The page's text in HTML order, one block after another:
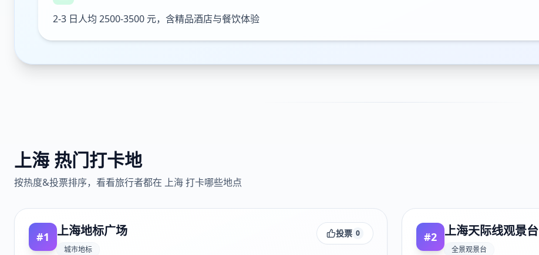
2-3 日人均 2500-3500 元，含精品酒店与餐饮体验
上海热门打卡地
按热度&投票排序，看看旅行者都在 上海打卡哪些地点
#1 上海地标广场
城市地标
投票 0 #2 上海天际线观景台
全景观景台